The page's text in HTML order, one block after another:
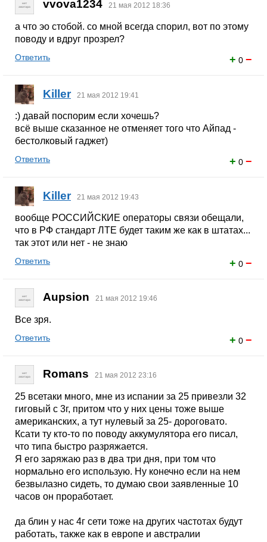
vvova1234 21 мая 2012 18:36
а что эо стобой. со мной всегда спорил, вот по этому
поводу и вдруг прозрел?
+ 0 −
Ответить
Killer 21 мая 2012 19:41
:) давай поспорим если хочешь?
всё выше сказанное не отменяет того что Айпад -
бестолковый гаджет)
+ 0 −
Ответить
Killer 21 мая 2012 19:43
вообще РОССИЙСКИЕ операторы связи обещали,
что в РФ стандарт ЛТЕ будет таким же как в штатах...
так этот или нет - не знаю
+ 0 −
Ответить
Aupsion 21 мая 2012 19:46
Все зря.
+ 0 −
Ответить
Romans 21 мая 2012 23:16
25 всетаки много, мне из испании за 25 привезли 32
гиговый с 3г, притом что у них цены тоже выше
американских, а тут нулевый за 25- дороговато.
Ксати ту кто-то по поводу аккумулятора его писал,
что типа быстро разряжается.
Я его заряжаю раз в два три дня, при том что
нормально его использую. Ну конечно если на нем
безвылазно сидеть, то думаю свои заявленные 10
часов он проработает.
да блин у нас 4г сети тоже на других частотах будут
работать, также как в европе и австралии